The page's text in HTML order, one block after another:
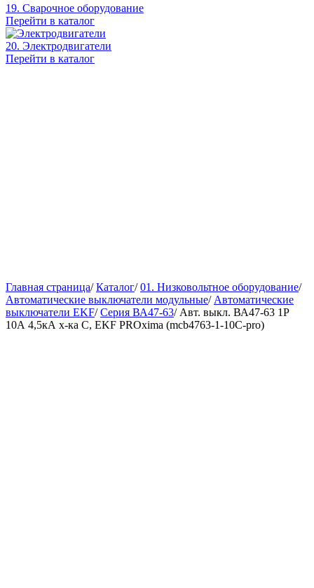
19. Сварочное оборудование
Перейти в каталог
20. Электродвигатели
Перейти в каталог
Главная страница/ Каталог/ 01. Низковольтное оборудование/
Автоматические выключатели модульные/ Автоматические
выключатели EKF/ Серия ВА47-63/ Авт. выкл. ВА47-63 1P
10А 4,5кА х-ка С, EKF PROxima (mcb4763-1-10C-pro)